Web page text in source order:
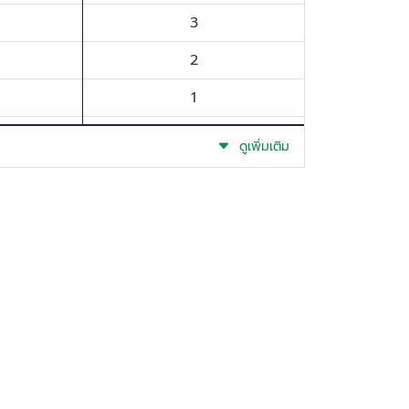
3
2
1
ดูเพิ่มเติม